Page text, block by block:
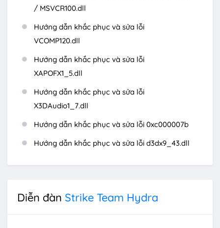
/ MSVCR100.dll
Hướng dẫn khắc phục và sửa lỗi
VCOMP120.dll
Hướng dẫn khắc phục và sửa lỗi
XAPOFX1_5.dll
Hướng dẫn khắc phục và sửa lỗi
X3DAudio1_7.dll
Hướng dẫn khắc phục và sửa lỗi 0xc000007b
Hướng dẫn khắc phục và sửa lỗi d3dx9_43.dll
Diễn đàn Strike Team Hydra